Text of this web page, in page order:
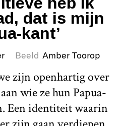
dat is mijn
kant’
Beeld Amber Toorop
zijn openhartig over
wie ze hun Papua-
Een identiteit waarin